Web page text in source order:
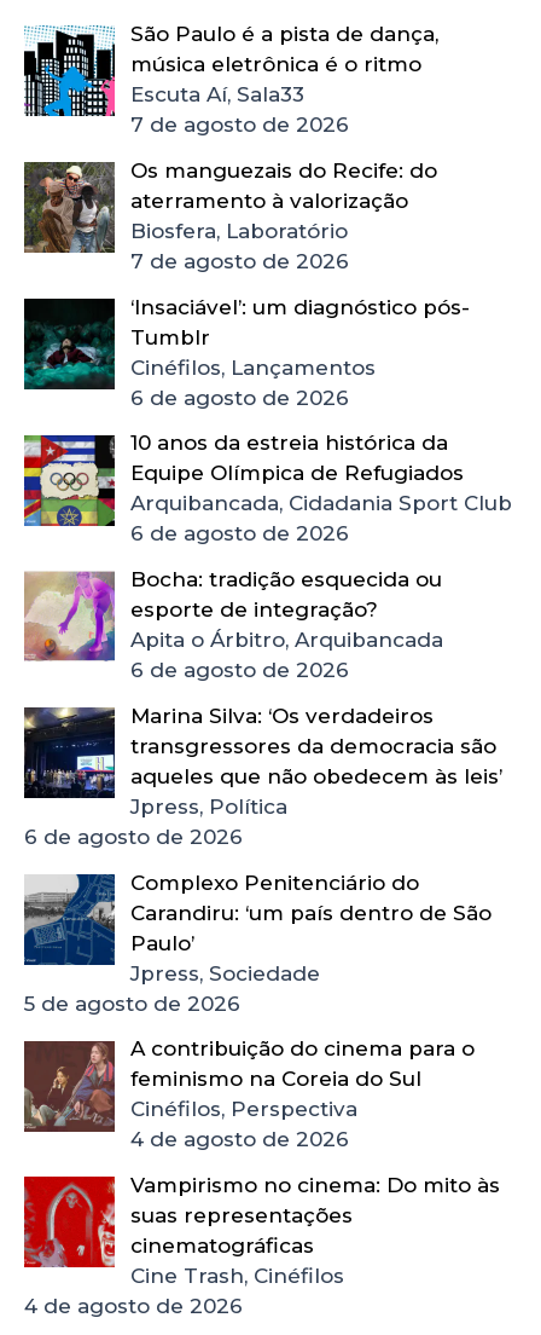
São Paulo é a pista de dança,
música eletrônica é o ritmo
Escuta Aí, Sala33
7 de agosto de 2026
Os manguezais do Recife: do
aterramento à valorização
Biosfera, Laboratório
7 de agosto de 2026
‘Insaciável’: um diagnóstico pós-
Tumblr
Cinéfilos, Lançamentos
6 de agosto de 2026
10 anos da estreia histórica da
Equipe Olímpica de Refugiados
Arquibancada, Cidadania Sport Club
6 de agosto de 2026
Bocha: tradição esquecida ou
esporte de integração?
Apita o Árbitro, Arquibancada
6 de agosto de 2026
Marina Silva: ‘Os verdadeiros
transgressores da democracia são
aqueles que não obedecem às leis’
Jpress, Política
6 de agosto de 2026
Complexo Penitenciário do
Carandiru: ‘um país dentro de São
Paulo’
Jpress, Sociedade
5 de agosto de 2026
A contribuição do cinema para o
feminismo na Coreia do Sul
Cinéfilos, Perspectiva
4 de agosto de 2026
Vampirismo no cinema: Do mito às
suas representações
cinematográficas
Cine Trash, Cinéfilos
4 de agosto de 2026